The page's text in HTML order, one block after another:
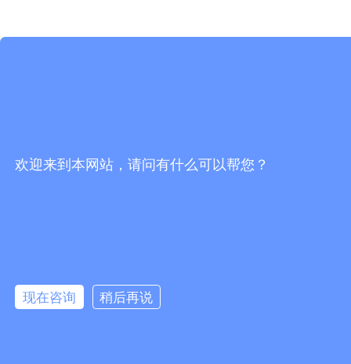
欢迎来到本网站，请问有什么可以帮您？
现在咨询 稍后再说